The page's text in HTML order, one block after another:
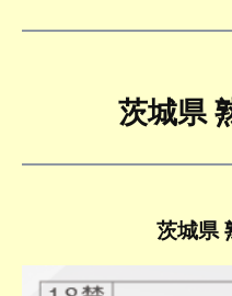
茨城県
茨城県